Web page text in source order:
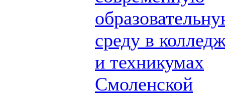
среду в
и техникумах
Смоленской